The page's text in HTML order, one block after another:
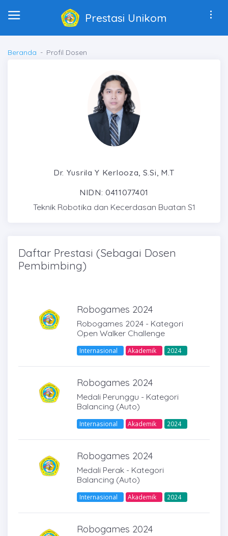
Prestasi Unikom
Beranda Profil Dosen
Dr. Yusrila Y Kerlooza, S.Si, M.T
NIDN: 0411077401
Teknik Robotika dan Kecerdasan Buatan S1
Daftar Prestasi (Sebagai Dosen
Pembimbing)
Robogames 2024
Robogames 2024 - Kategori
Open Walker Challenge
Internasional Akademik 2024
Robogames 2024
Medali Perunggu - Kategori
Balancing (Auto)
Internasional Akademik 2024
Robogames 2024
Medali Perak - Kategori
Balancing (Auto)
Internasional Akademik 2024
Robogames 2024